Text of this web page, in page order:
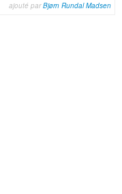
ajouté parBjørn Rundal Madsen